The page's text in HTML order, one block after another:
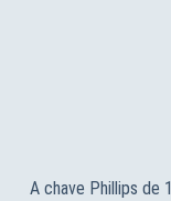
A chave Phillips de